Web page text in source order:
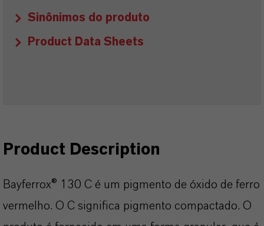
Sinônimos do produto
Product Data Sheets
Product Description
Bayferrox® 130 C é um pigmento de óxido de ferro
vermelho. O C significa pigmento compactado. O